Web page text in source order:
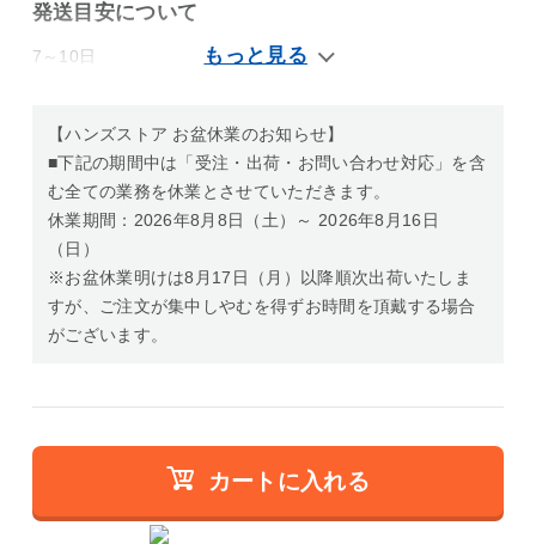
発送目安について
7～10日
【ハンズストア お盆休業のお知らせ】
■下記の期間中は「受注・出荷・お問い合わせ対応」を含
む全ての業務を休業とさせていただきます。
休業期間：2026年8月8日（土）～ 2026年8月16日
（日）
※お盆休業明けは8月17日（月）以降順次出荷いたしま
すが、ご注文が集中しやむを得ずお時間を頂戴する場合
がございます。
カートに入れる